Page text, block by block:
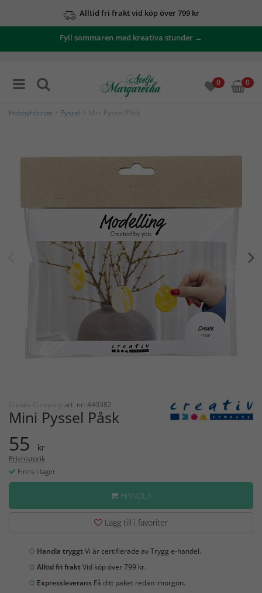
Alltid fri frakt vid köp över 799 kr
Fyll sommaren med kreativa stunder →
0 0
Hobbyhörnan Pyssel > Mini Pyssel Påsk
Creativ Company art. nr: 440382
Mini Pyssel Påsk
55 kr
Prishistorik
Finns i lager
HANDLA
Lägg till i favoriter
Handla tryggtVi är certifierade av Trygg e-handel.
Alltid fri fraktVid köp över 799 kr.
Expressleverans Få ditt paket redan imorgon.